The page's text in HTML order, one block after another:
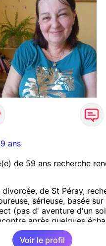
ans
de 59 ans recherche
divorcée, de St Péray,
sérieuse, basée sur
(pas d' aventure d'un
après quelques
savoir si il y a un feeling
de se revoir. Au plaisir de se
Voir le profil